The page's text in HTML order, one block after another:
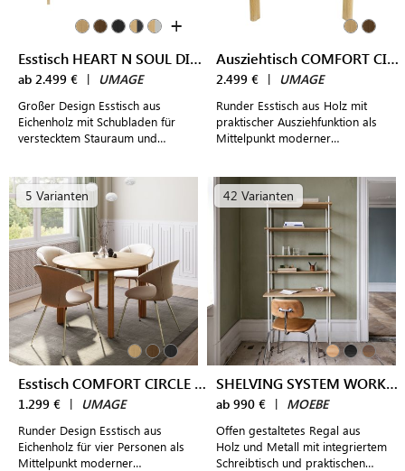
+
Esstisch HEART N SOUL DINING TABLE 200
ab 2.499 € | UMAGE
Großer Design Esstisch aus
Eichenholz mit Schubladen für
verstecktem Stauraum und
Ausziehtisch COMFORT CIRCLE DINING TABLE
2.499 € | UMAGE
Runder Esstisch aus Holz mit
praktischer Ausziehfunktion als
Mittelpunkt moderner
5 Varianten
Esstisch COMFORT CIRCLE DINING TABLE
1.299 € | UMAGE
Runder Design Esstisch aus
Eichenholz für vier Personen als
Mittelpunkt moderner
42 Varianten
SHELVING SYSTEM WORKSPACE Schreibtisch
ab 990 € | MOEBE
Offen gestaltetes Regal aus
Holz und Metall mit integriertem
Schreibtisch und praktischen